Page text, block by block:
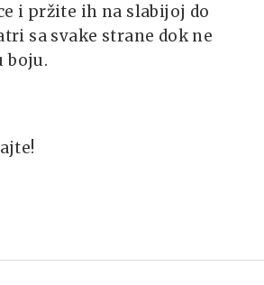
i pržite ih na slabijoj do
sa svake strane dok ne
boju.